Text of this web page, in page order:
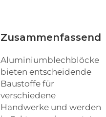
Zusammenfassend
Aluminiumblechblöcke
bieten entscheidende
Baustoffe für
verschiedene
Handwerke und werden